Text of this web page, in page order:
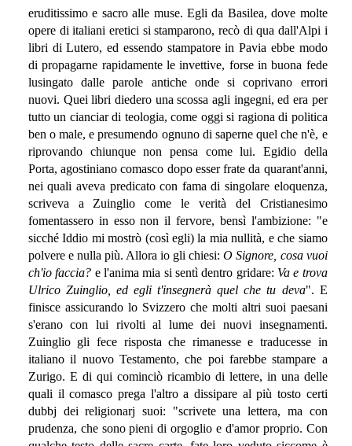
eruditissimo e sacro alle muse. Egli da Basilea, dove molte
opere di italiani eretici si stamparono, recò di qua dall'Alpi i
libri di Lutero, ed essendo stampatore in Pavia ebbe modo
di propagarne rapidamente le invettive, forse in buona fede
lusingato dalle parole antiche onde si coprivano errori
nuovi. Quei libri diedero una scossa agli ingegni, ed era per
tutto un cianciar di teologia, come oggi si ragiona di politica
ben o male, e presumendo ognuno di saperne quel che n'è, e
riprovando chiunque non pensa come lui. Egidio della
Porta, agostiniano comasco dopo esser frate da quarant'anni,
nei quali aveva predicato con fama di singolare eloquenza,
scriveva a Zuinglio come le verità del Cristianesimo
fomentassero in esso non il fervore, bensì l'ambizione: "e
sicché Iddio mi mostrò (così egli) la mia nullità, e che siamo
polvere e nulla più. Allora io gli chiesi:O Signore, cosa vuoi
ch'io faccia? e l'anima mia si sentì dentro gridare: Va e trova
Ulrico Zuinglio, ed egli t'insegnerà quel che tu deva". E
finisce assicurando lo Svizzero che molti altri suoi paesani
s'erano con lui rivolti al lume dei nuovi insegnamenti.
Zuinglio gli fece risposta che rimanesse e traducesse in
italiano il nuovo Testamento, che poi farebbe stampare a
Zurigo. E di qui cominciò ricambio di lettere, in una delle
quali il comasco prega l'altro a dissipare al più tosto certi
dubbj dei religionarj suoi: "scrivete una lettera, ma con
prudenza, che sono pieni di orgoglio e d'amor proprio. Con